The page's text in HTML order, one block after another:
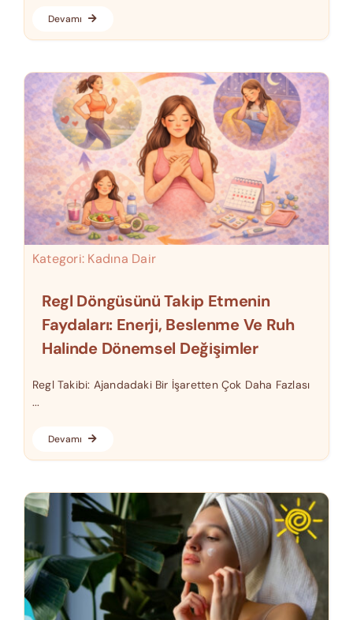
Devamı
Kategori: Kadına Dair
Regl Döngüsünü Takip Etmenin
Faydaları: Enerji, Beslenme Ve Ruh
Halinde Dönemsel Değişimler
Regl Takibi: Ajandadaki Bir İşaretten Çok Daha Fazlası
...
Devamı